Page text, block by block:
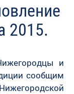
2015.
и
сообщим